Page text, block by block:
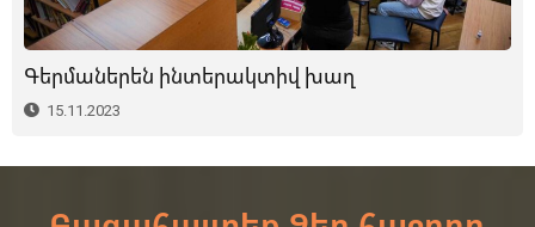
Գերմաներեն ինտերակտիվ խաղ
15.11.2023